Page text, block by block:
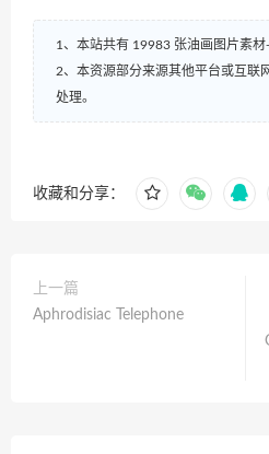
1、本站共有 19983 张油画图片素材
2、本资源部分来源其他平台或互联
处理。
收藏和分享：
上一篇
Aphrodisiac Telephone